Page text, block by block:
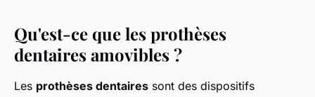
Qu'est-ce que les prothèses
dentaires amovibles ?
Les prothèses dentaires sont des dispositifs